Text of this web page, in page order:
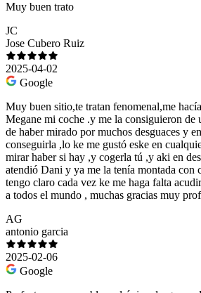
Muy buen trato
JC
Jose Cubero Ruiz
2025-04-02
Google
Muy buen sitio,te tratan fenomenal,me
Megane mi coche .y me la consiguieron de
de haber mirado por muchos desguaces y
conseguirla ,lo ke me gustó eske en
mirar haber si hay ,y cogerla tú ,y aki en
atendió Dani y ya me la tenía montada con
tengo claro cada vez ke me haga falta
a todos el mundo , muchas gracias muy
AG
antonio garcia
2025-02-06
Google